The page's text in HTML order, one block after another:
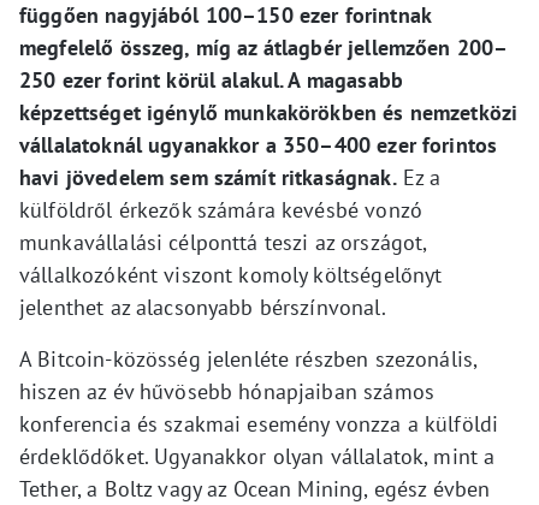
függően nagyjából 100–150 ezer forintnak
megfelelő összeg, míg az átlagbér jellemzően 200–
250 ezer forint körül alakul. A magasabb
képzettséget igénylő munkakörökben és nemzetközi
vállalatoknál ugyanakkor a 350–400 ezer forintos
havi jövedelem sem számít ritkaságnak.Ez a
külföldről érkezők számára kevésbé vonzó
munkavállalási célponttá teszi az országot,
vállalkozóként viszont komoly költségelőnyt
jelenthet az alacsonyabb bérszínvonal.
A Bitcoin-közösség jelenléte részben szezonális,
hiszen az év hűvösebb hónapjaiban számos
konferencia és szakmai esemény vonzza a külföldi
érdeklődőket. Ugyanakkor olyan vállalatok, mint a
Tether, a Boltz vagy az Ocean Mining, egész évben